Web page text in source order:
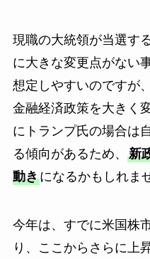
現職の大統領が当選す
に大きな変更点がない
想定しやすいのですが
金融経済政策を大きく
にトランプ氏の場合は
る傾向があるため、 新
動きになるかもしれま
今年は、すでに米国株
り、ここからさらに上